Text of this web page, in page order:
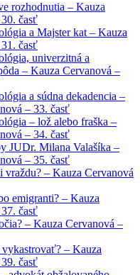
rozhodnutia – Kauza
časť
a Majster kat – Kauza
časť
univerzitná a
– Kauza Cervanová –
a súdna dekadencia –
– 33. časť
– lož alebo fraška –
– 34. časť
JUDr. Milana Valašíka –
– 35. časť
– Kauza Cervanová
emigranti? – Kauza
časť
– Kauza Cervanová –
– Kauza
časť